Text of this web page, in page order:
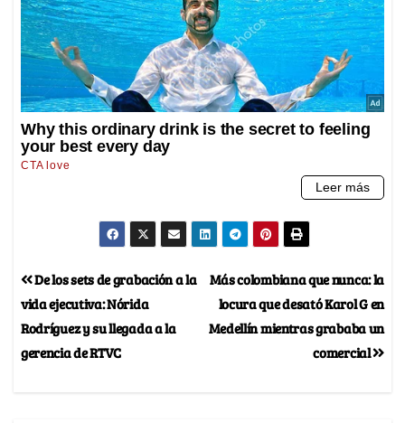
Más colombiana que nunca: la
locura que desató Karol G en
Medellín mientras grababa un
comercial
De los sets de grabación a la
vida ejecutiva: Nórida
Rodríguez y su llegada a la
gerencia de RTVC